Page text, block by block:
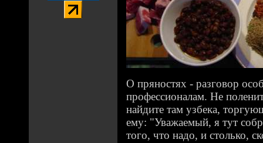
О пряностях - разговор
профессионалам. Не
найдите там узбека,
ему: "Уважаемый, я тут
того, что надо, и столько,